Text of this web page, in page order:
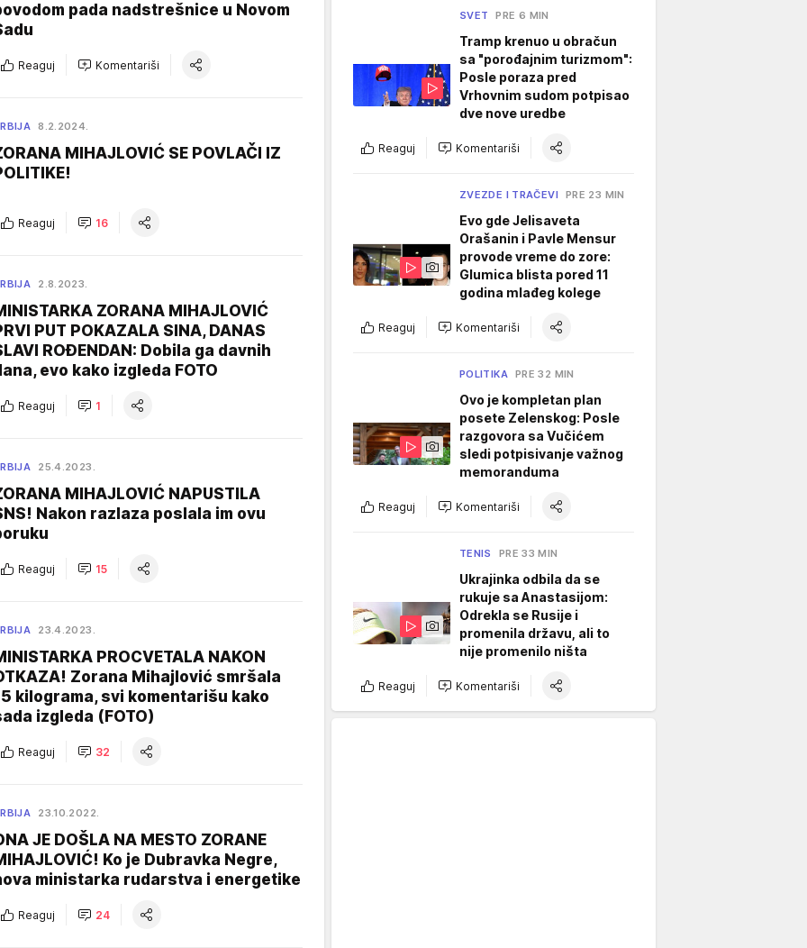
pada nadstrešnice u Novom
Reaguj Komentariši
8.2.2024.
MIHAJLOVIĆ SE POVLAČI IZ
Reaguj 16
2.8.2023.
ZORANA MIHAJLOVIĆ
PUT POKAZALA SINA, DANAS
ROĐENDAN: Dobila ga davnih
evo kako izgleda FOTO
Reaguj 1
25.4.2023.
MIHAJLOVIĆ NAPUSTILA
Nakon razlaza poslala im ovu
Reaguj 15
23.4.2023.
PROCVETALA NAKON
Zorana Mihajlović smršala
kilograma, svi komentarišu kako
izgleda (FOTO)
Reaguj 32
23.10.2022.
JE DOŠLA NA MESTO ZORANE
Ko je Dubravka Negre,
ministarka rudarstva i energetike
Reaguj 24
SVET PRE 6 MIN
Tramp krenuo u obračun
sa "porođajnim turizmom":
Posle poraza pred
Vrhovnim sudom potpisao
dve nove uredbe
Reaguj Komentariši
ZVEZDE I TRAČEVI PRE 23 MIN
Evo gde Jelisaveta
Orašanin i Pavle Mensur
provode vreme do zore:
Glumica blista pored 11
godina mlađeg kolege
Reaguj Komentariši
POLITIKA PRE 32 MIN
Ovo je kompletan plan
posete Zelenskog: Posle
razgovora sa Vučićem
sledi potpisivanje važnog
memoranduma
Reaguj Komentariši
TENIS PRE 33 MIN
Ukrajinka odbila da se
rukuje sa Anastasijom:
Odrekla se Rusije i
promenila državu, ali to
nije promenilo ništa
Reaguj Komentariši